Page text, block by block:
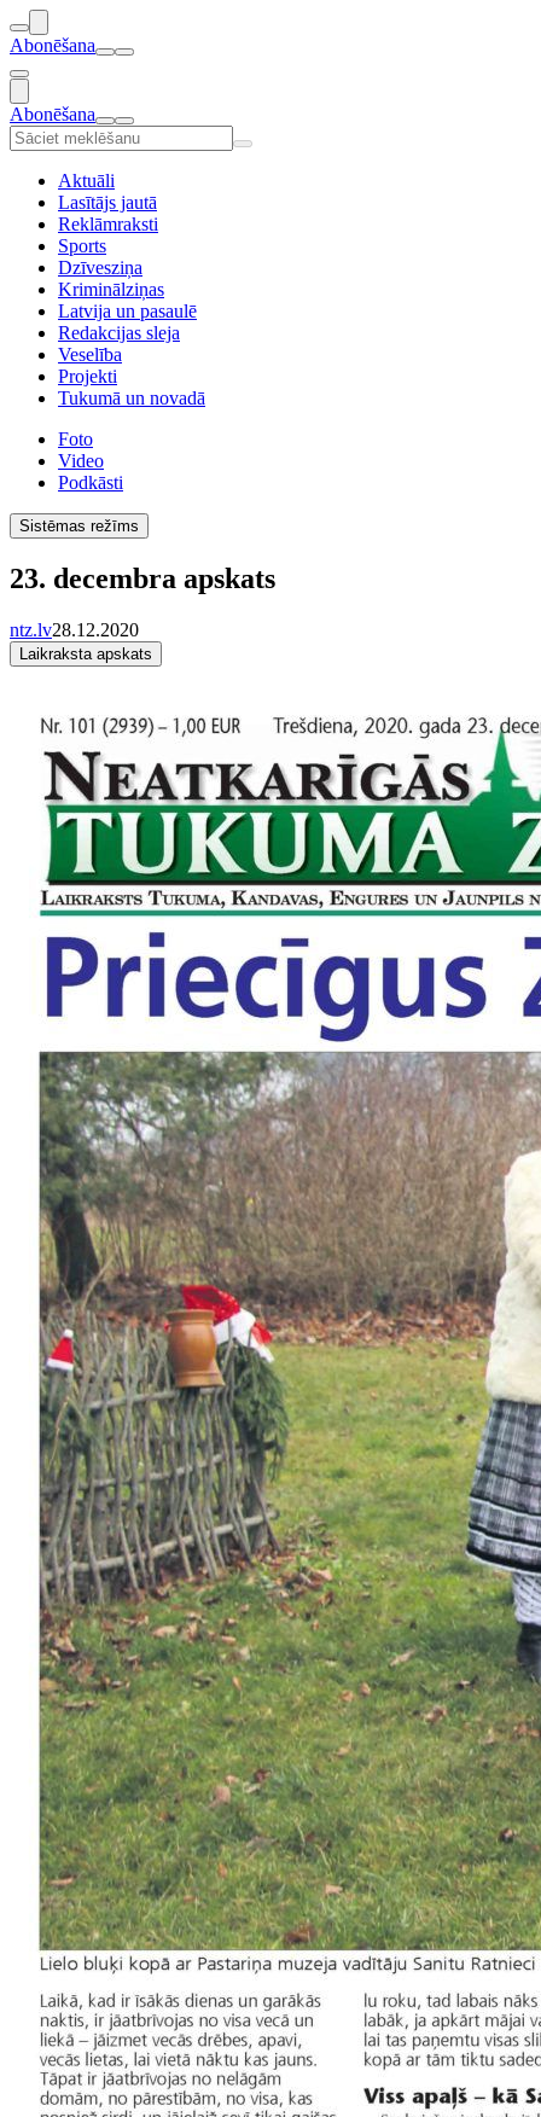
Abonēšana
Abonēšana
Aktuāli
Lasītājs jautā
Reklāmraksti
Sports
Dzīvesziņa
Kriminālziņas
Latvija un pasaulē
Redakcijas sleja
Veselība
Projekti
Tukumā un novadā
Foto
Video
Podkāsti
Sistēmas režīms
23. decembra apskats
ntz.lv28.12.2020
Laikraksta apskats